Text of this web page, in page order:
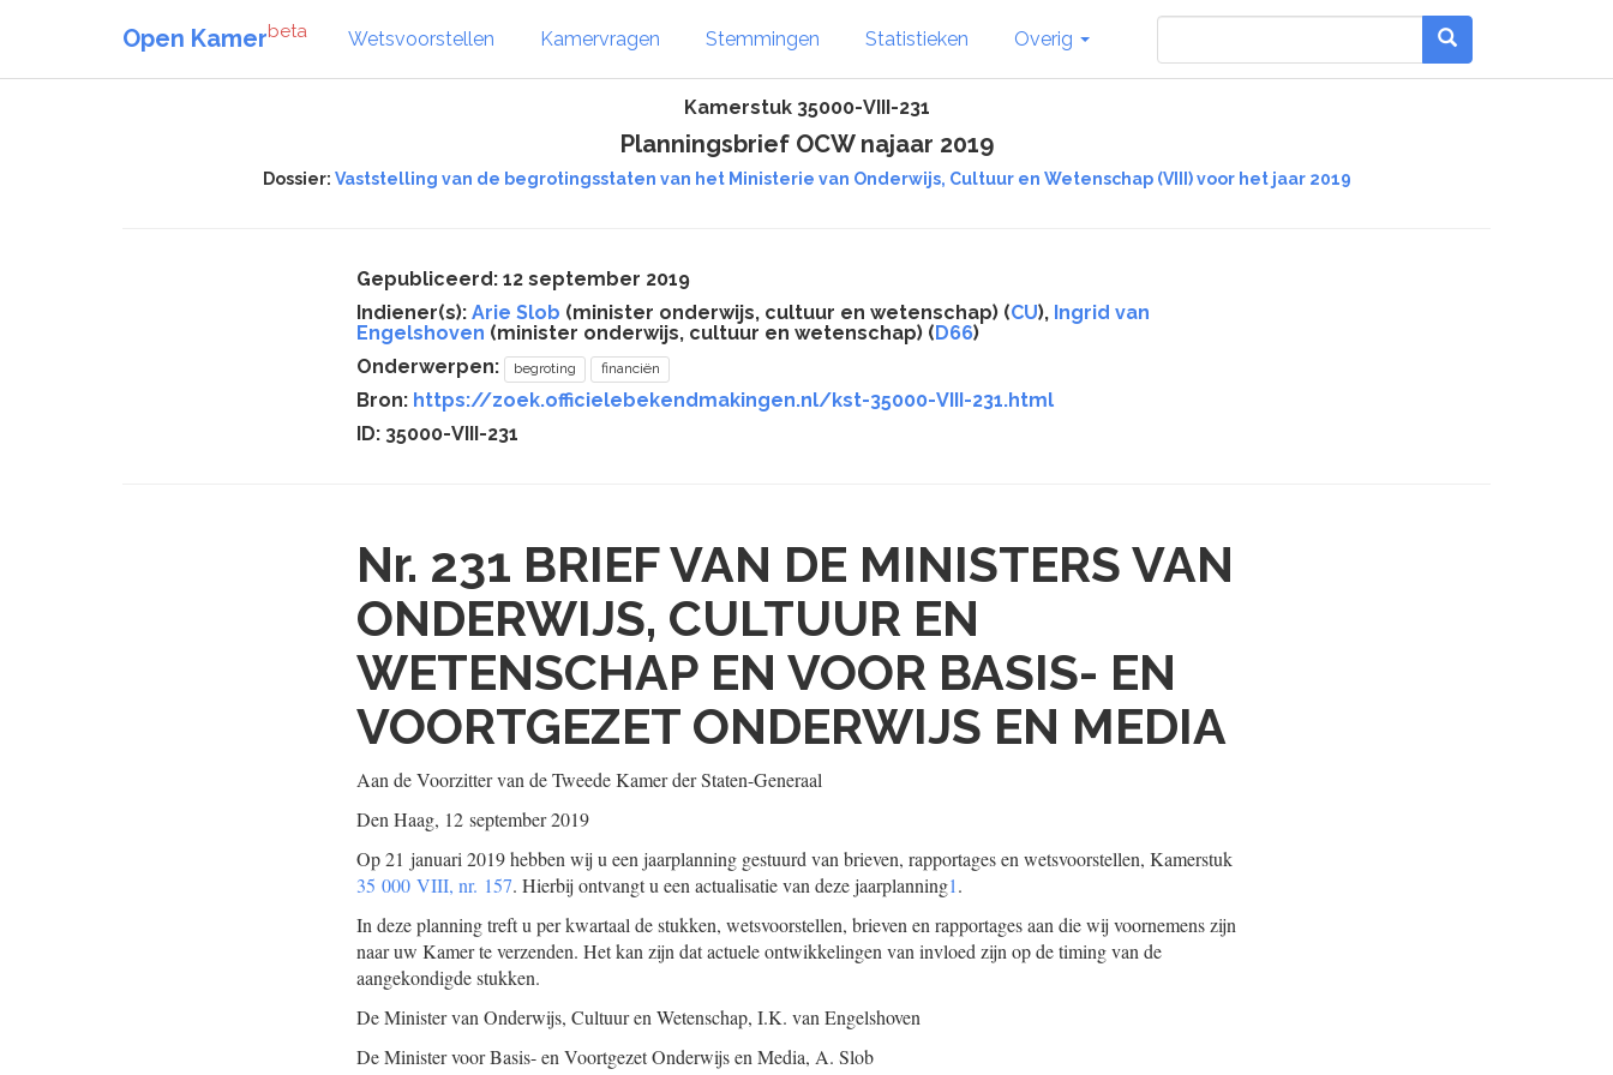
Open Kamerbeta Wetsvoorstellen Kamervragen Stemmingen Statistieken Overig
Kamerstuk 35000-VIII-231
Planningsbrief OCW najaar 2019
Dossier: Vaststelling van de begrotingsstaten van het Ministerie van Onderwijs, Cultuur en Wetenschap (VIII) voor het jaar 2019
Gepubliceerd: 12 september 2019
Indiener(s): Arie Slob (minister onderwijs, cultuur en wetenschap) (CU), Ingrid van
Engelshoven (minister onderwijs, cultuur en wetenschap) (D66)
Onderwerpen:
begroting financiën
Bron: https://zoek.officielebekendmakingen.nl/kst-35000-VIII-231.html
ID: 35000-VIII-231
Nr. 231 BRIEF VAN DE MINISTERS VAN
ONDERWIJS, CULTUUR EN
WETENSCHAP EN VOOR BASIS- EN
VOORTGEZET ONDERWIJS EN MEDIA
Aan de Voorzitter van de Tweede Kamer der Staten-Generaal
Den Haag, 12 september 2019
Op 21 januari 2019 hebben wij u een jaarplanning gestuurd van brieven, rapportages en wetsvoorstellen, Kamerstuk
35 000 VIII, nr. 157. Hierbij ontvangt u een actualisatie van deze jaarplanning1.
In deze planning treft u per kwartaal de stukken, wetsvoorstellen, brieven en rapportages aan die wij voornemens zijn
naar uw Kamer te verzenden. Het kan zijn dat actuele ontwikkelingen van invloed zijn op de timing van de
aangekondigde stukken.
De Minister van Onderwijs, Cultuur en Wetenschap, I.K. van Engelshoven
De Minister voor Basis- en Voortgezet Onderwijs en Media, A. Slob